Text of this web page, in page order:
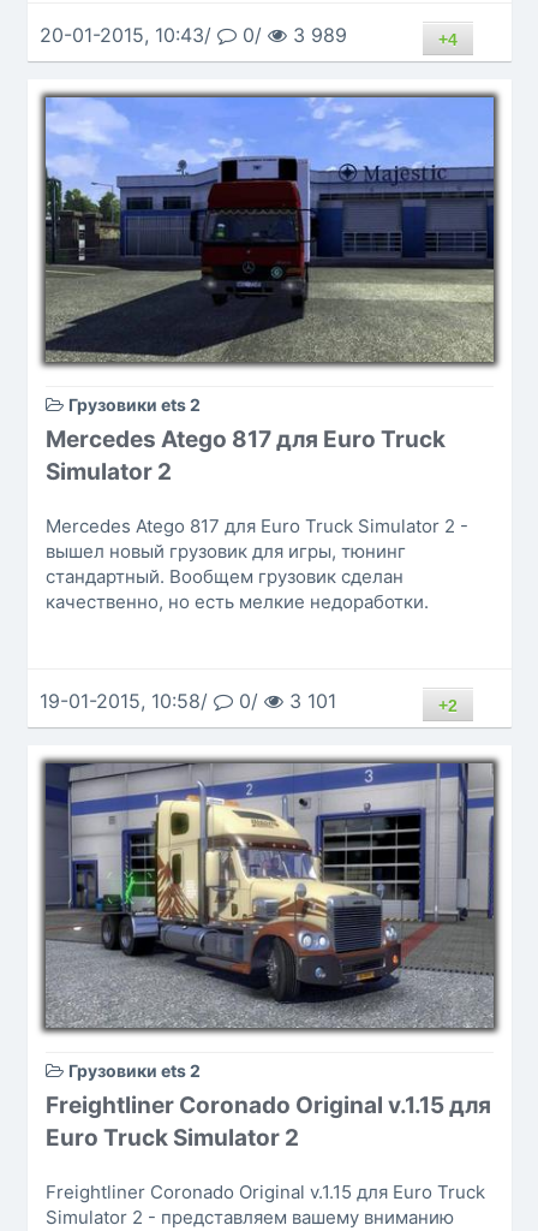
20-01-2015, 10:43/ 0/ 3 989 +4
Грузовики ets 2
Mercedes Atego 817 для Euro Truck
Simulator 2
Mercedes Atego 817 для Euro Truck Simulator 2 -
вышел новый грузовик для игры, тюнинг
стандартный. Вообщем грузовик сделан
качественно, но есть мелкие недоработки.
19-01-2015, 10:58/ 0/ 3 101 +2
Грузовики ets 2
Freightliner Coronado Original v.1.15 для
Euro Truck Simulator 2
Freightliner Coronado Original v.1.15 для Euro Truck
Simulator 2 - представляем вашему вниманию